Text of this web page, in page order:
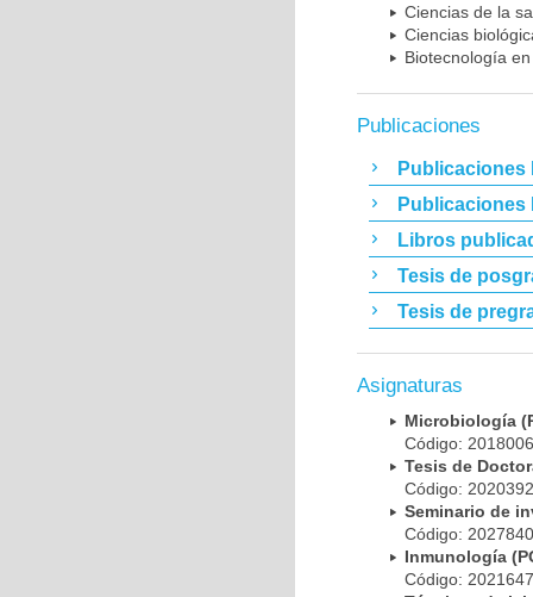
Ciencias de la
Ciencias
Biotecnología
Publicaciones
Publicaciones
Publicaciones
Libros
Tesis de
Tesis de
Asignaturas
Microbiología
Código:
Tesis de
Código:
Seminario de
Código:
Inmunología
Código: